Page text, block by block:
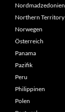
Nordmadzedonien
Northern Territory
Norwegen
Österreich
Panama
Pazifik
Peru
Philippinen
Polen